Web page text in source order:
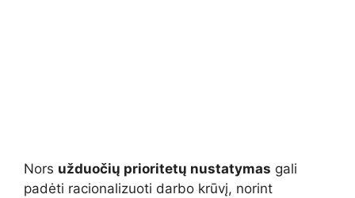
Nors užduočių prioritetų nustatymas gali
padėti racionalizuoti darbo krūvį, norint